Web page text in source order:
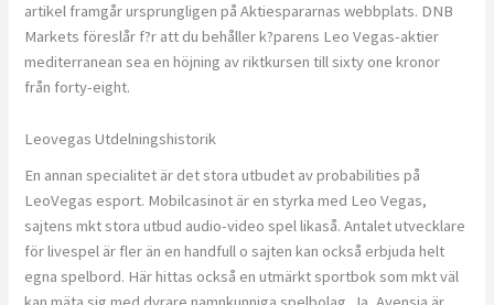
artikel framgår ursprungligen på Aktiespararnas webbplats. DNB
Markets föreslår f?r att du behåller k?parens Leo Vegas-aktier
mediterranean sea en höjning av riktkursen till sixty one kronor
från forty-eight.
Leovegas Utdelningshistorik
En annan specialitet är det stora utbudet av probabilities på
LeoVegas esport. Mobilcasinot är en styrka med Leo Vegas,
sajtens mkt stora utbud audio-video spel likaså. Antalet utvecklare
för livespel är fler än en handfull o sajten kan också erbjuda helt
egna spelbord. Här hittas också en utmärkt sportbok som mkt väl